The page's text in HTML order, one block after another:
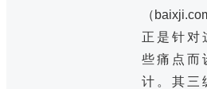
（
正是针对
些痛点而
计。其三